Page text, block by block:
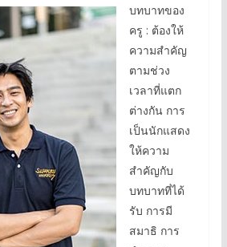
บทบาทของ
ครู : ต้องให้
ความสำคัญ
ตามช่วง
เวลาที่แตก
ต่างกัน การ
เป็นนักแสดง
ให้ความ
สำคัญกับ
บทบาทที่ได้
รับ การมี
สมาธิ การ